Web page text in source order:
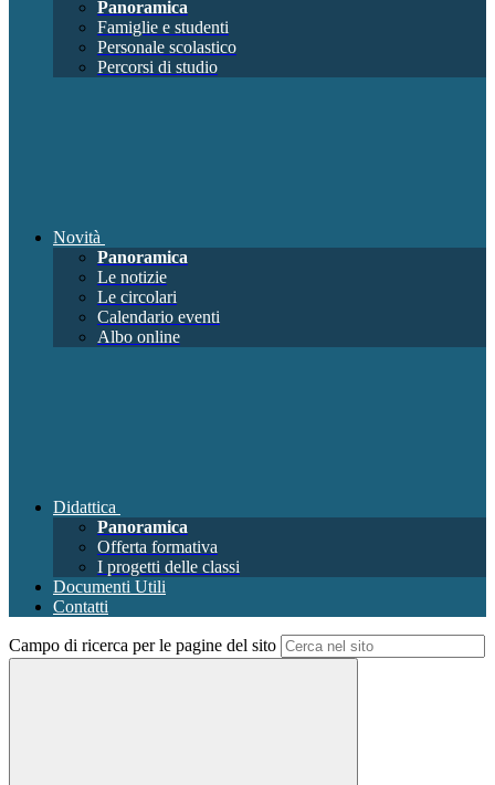
Panoramica
Famiglie e studenti
Personale scolastico
Percorsi di studio
Novità
Panoramica
Le notizie
Le circolari
Calendario eventi
Albo online
Didattica
Panoramica
Offerta formativa
I progetti delle classi
Documenti Utili
Contatti
Campo di ricerca per le pagine del sito